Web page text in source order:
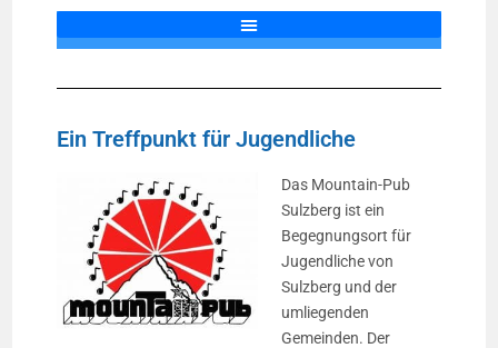
Ein Treffpunkt für Jugendliche
Das Mountain-Pub
Sulzberg ist ein
Begegnungsort für
Jugendliche von
Sulzberg und der
umliegenden
Gemeinden. Der